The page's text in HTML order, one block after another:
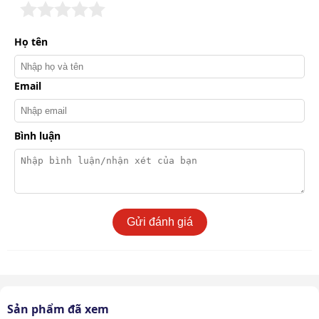
Các bộ phận chính của máy rửa xe chạy xăng Lutian
18G30-13A
Thiết kế máy cũng giúp việc vệ sinh và bảo dưỡng trở
nên đơn giản hơn, góp phần gia tăng tuổi thọ của sản
Công suất cao, hiệu suất phun xịt mạnh mẽ
Họ tên
Email
Bình luận
Gửi đánh giá
Sản phẩm đã xem